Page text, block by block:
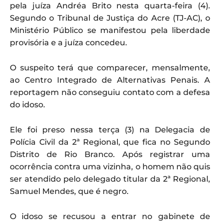
pela juíza Andréa Brito nesta quarta-feira (4).
Segundo o Tribunal de Justiça do Acre (TJ-AC), o
Ministério Público se manifestou pela liberdade
provisória e a juíza concedeu.
O suspeito terá que comparecer, mensalmente,
ao Centro Integrado de Alternativas Penais. A
reportagem não conseguiu contato com a defesa
do idoso.
Ele foi preso nessa terça (3) na Delegacia de
Polícia Civil da 2ª Regional, que fica no Segundo
Distrito de Rio Branco. Após registrar uma
ocorrência contra uma vizinha, o homem não quis
ser atendido pelo delegado titular da 2ª Regional,
Samuel Mendes, que é negro.
O idoso se recusou a entrar no gabinete de